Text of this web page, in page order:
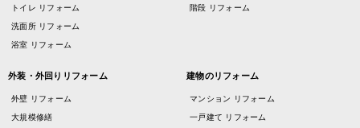
トイレ リフォーム
洗面所 リフォーム
浴室 リフォーム
階段 リフォーム
外装・外回りリフォーム
外壁 リフォーム
大規模修繕
建物のリフォーム
マンション リフォーム
一戸建て リフォーム